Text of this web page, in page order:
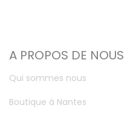
A PROPOS DE NOUS
Qui sommes nous
Boutique à Nantes